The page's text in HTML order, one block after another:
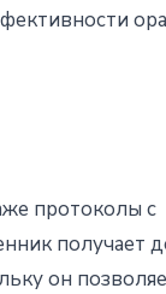
протоколы с
получает
он